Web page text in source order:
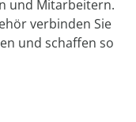
und Mitarbeitern.
verbinden Sie
und schaffen so